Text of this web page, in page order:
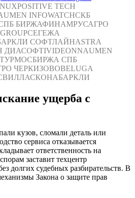
POSITIVE TECH
INFOWATCHСКБ
БИРЖАФИНАМРУСАГРО
СЕГЕЖА
СОФТЛАЙНASTRA
ДИАСОФТIVIDEONNAUMEN
МОСБИРЖА СПБ
ЧЕРКИЗОВОBELUGA
АСКОНАБАРКЛИ
ущерба с
кузов, сломали деталь или
сервиса отказывается
ответственность на
заставит техцентр
долгих судебных разбирательств. В
Закона о защите прав